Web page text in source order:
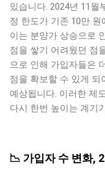
있습니다. 2024년 11월
정 한도가 기존 10만 원
이는 분양가 상승으로
점을 쌓기 어려웠던 점
으로 인해 가입자들은
점을 확보할 수 있게 되
예상됩니다. 이러한 제
다시 한번 높이는 계기
📉 가입자 수 변화,